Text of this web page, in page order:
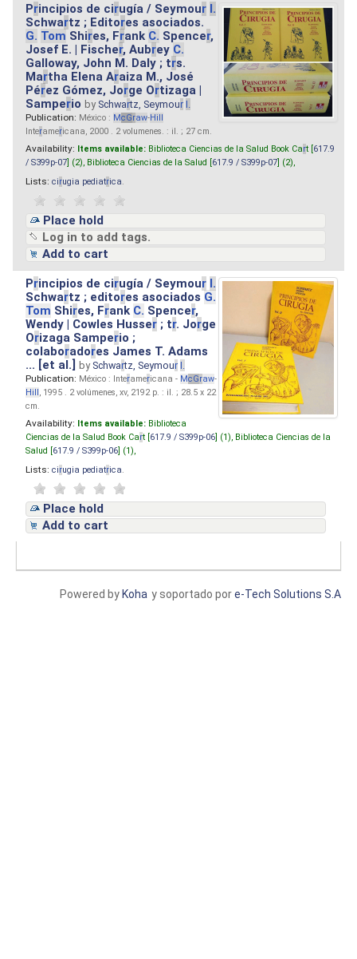
Principios de cirugía / Seymour I.
Schwartz ; Editores asociados.
G. Tom Shires, Frank C. Spencer,
Josef E. | Fischer, Aubrey C.
Galloway, John M. Daly ; trs.
Martha Elena Araiza M., José
Pérez Gómez, Jorge Ortizaga |
Samperio by Schwartz, Seymour I.
Publication: México : McGraw-Hill
Interamericana, 2000 . 2 volumenes. : il. ; 27 cm.
Availability: Items available: Biblioteca Ciencias de la Salud Book Cart [ 617.9
/ S399p-07 ] (2), Biblioteca Ciencias de la Salud [ 617.9 / S399p-07 ] (2),
Lists: cirugia pediatrica
Place hold
Log in to add tags.
Add to cart
Principios de cirugía / Seymour I.
Schwartz ; editores asociados G.
Tom Shires, Frank C. Spencer,
Wendy | Cowles Husser ; tr. Jorge
Orizaga Samperio ;
colaboradores James T. Adams
... [et al.]by Schwartz, Seymour I.
Publication: México : Interamericana - McGraw-
Hill, 1995 . 2 volúmenes, xv, 2192 p. : il. ; 28.5 x 22
cm.
Availability: Items available: Biblioteca
Ciencias de la Salud Book Cart [ 617.9 / S399p-06 ] (1), Biblioteca Ciencias de la
Salud [ 617.9 / S399p-06 ] (1),
Lists: cirugia pediatrica
Place hold
Add to cart
y soportado pore-Tech Solutions S.A
Powered by Koha